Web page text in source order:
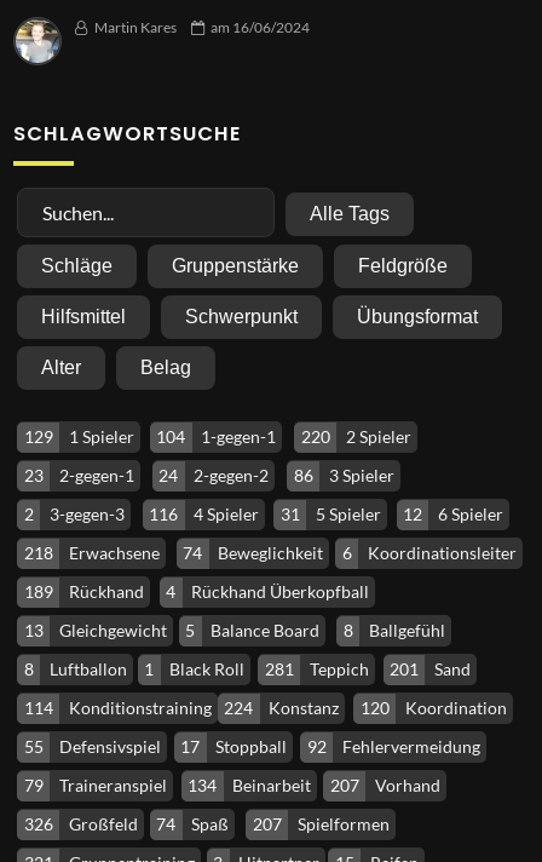
Martin Kares am 16/06/2024
SCHLAGWORTSUCHE
Alle Tags
Schläge Gruppenstärke Feldgröße
Hilfsmittel Schwerpunkt Übungsformat
Alter Belag
129 1 Spieler 104 1-gegen-1 220
2 Spieler
23
2-gegen-1 24 2-gegen-2 86
3 Spieler
2
3-gegen-3 116 4 Spieler 31 5 Spieler 12
6 Spieler
218
Erwachsene 74 Beweglichkeit 6
Koordinationsleiter
189
Rückhand 4
Rückhand Überkopfball
13
Gleichgewicht 5 Balance Board 8
Ballgefühl
8
Luftballon 1 Black Roll 281 Teppich 201
Sand
114
Konditionstraining 224 Konstanz 120
Koordination
55
Defensivspiel 17 Stoppball 92
Fehlervermeidung
79
Traineranspiel 134 Beinarbeit 207
Vorhand
326
Großfeld 74 Spaß 207
Spielformen